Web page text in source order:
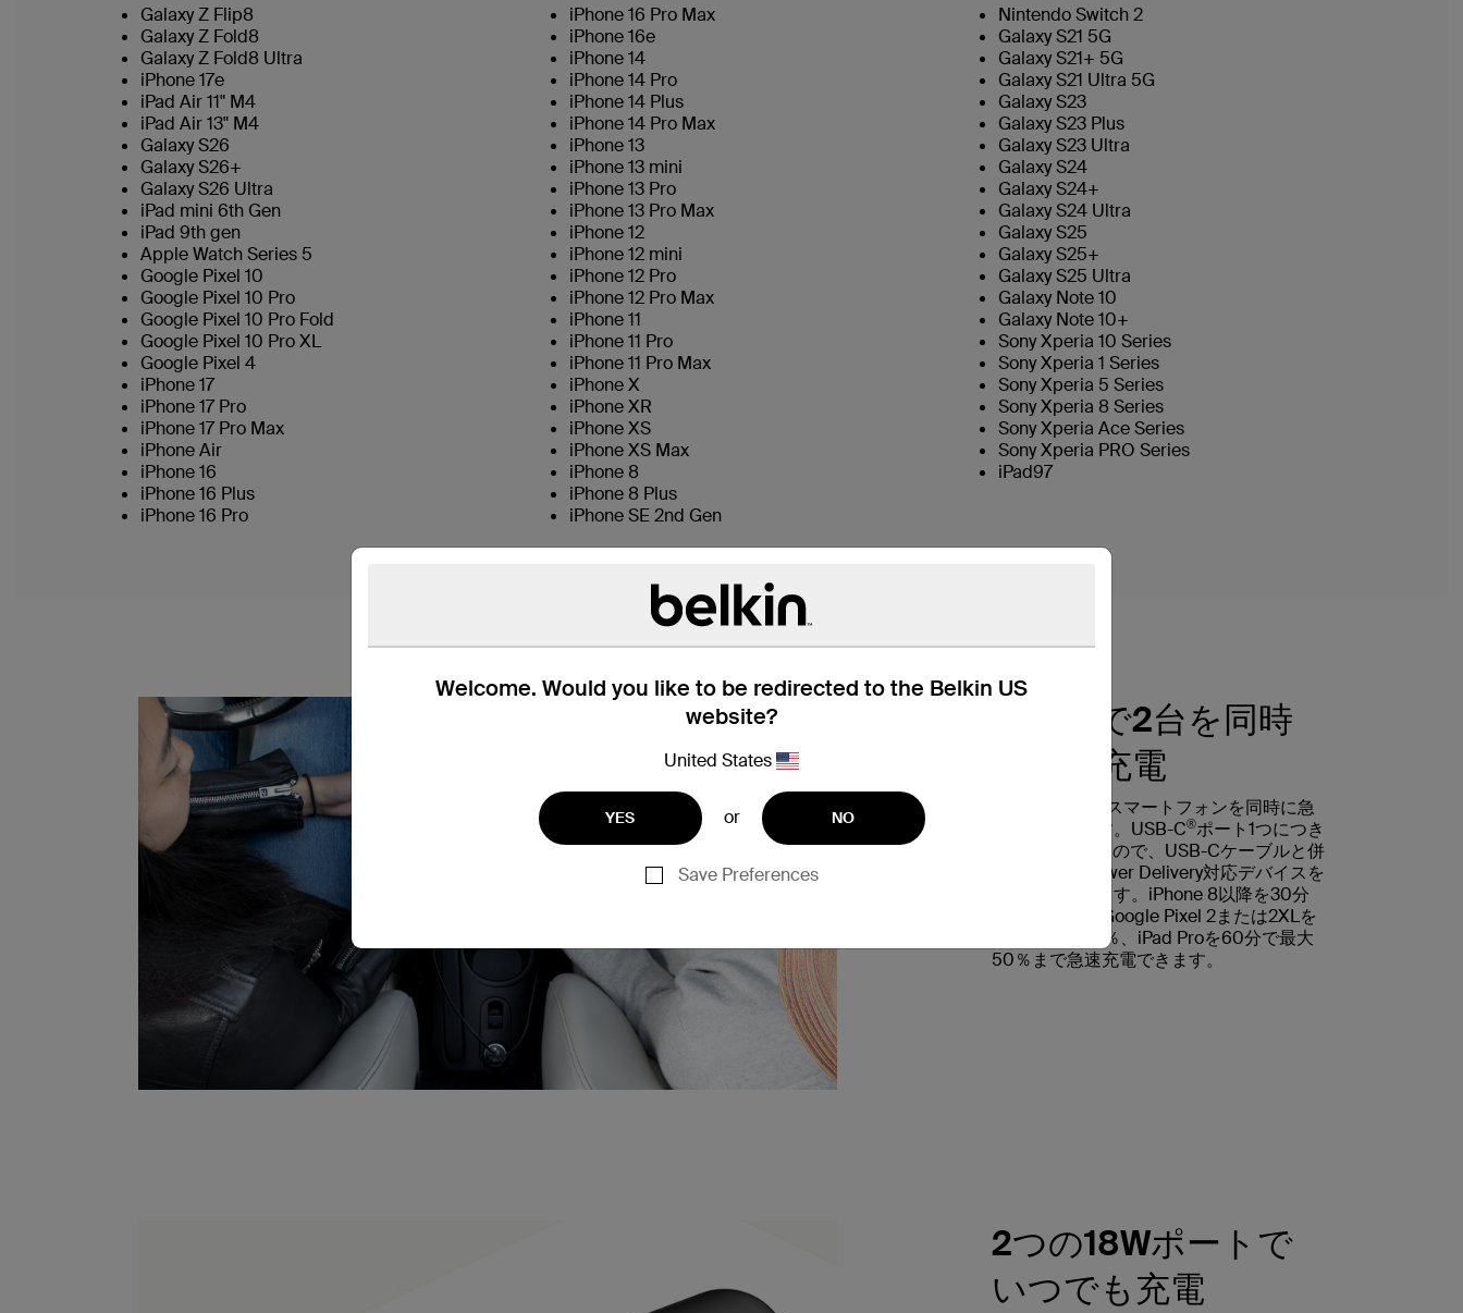
Welcome. Would you like to be redirected to the Belkin US
website?
United States
YES or NO
Save Preferences
Galaxy Z Flip8
Galaxy Z Fold8
Galaxy Z Fold8 Ultra
iPhone 17e
iPad Air 11" M4
iPad Air 13" M4
Galaxy S26
Galaxy S26+
Galaxy S26 Ultra
iPad mini 6th Gen
iPad 9th gen
Apple Watch Series 5
Google Pixel 10
Google Pixel 10 Pro
Google Pixel 10 Pro Fold
Google Pixel 10 Pro XL
Google Pixel 4
iPhone 17
iPhone 17 Pro
iPhone 17 Pro Max
iPhone Air
iPhone 16
iPhone 16 Plus
iPhone 16 Pro
iPhone 16 Pro Max
iPhone 16e
iPhone 14
iPhone 14 Pro
iPhone 14 Plus
iPhone 14 Pro Max
iPhone 13
iPhone 13 mini
iPhone 13 Pro
iPhone 13 Pro Max
iPhone 12
iPhone 12 mini
iPhone 12 Pro
iPhone 12 Pro Max
iPhone 11
iPhone 11 Pro
iPhone 11 Pro Max
iPhone X
iPhone XR
iPhone XS
iPhone XS Max
iPhone 8
iPhone 8 Plus
iPhone SE 2nd Gen
Nintendo Switch 2
Galaxy S21 5G
Galaxy S21+ 5G
Galaxy S21 Ultra 5G
Galaxy S23
Galaxy S23 Plus
Galaxy S23 Ultra
Galaxy S24
Galaxy S24+
Galaxy S24 Ultra
Galaxy S25
Galaxy S25+
Galaxy S25 Ultra
Galaxy Note 10
Galaxy Note 10+
Sony Xperia 10 Series
Sony Xperia 1 Series
Sony Xperia 5 Series
Sony Xperia 8 Series
Sony Xperia Ace Series
Sony Xperia PRO Series
iPad97
外出先で2台を同時
に急速充電
外出先で2台のスマートフォンを同時に急
速充電できます。USB-C®ポート1つにつき
18W給電されるので、USB-Cケーブルと併
用してUSB Power Delivery対応デバイスを
急速充電できます。iPhone 8以降を30分
で最大50％、Google Pixel 2または2XLを
37分で最大50％、iPad Proを60分で最大
50％まで急速充電できます。
2つの18Wポートで
いつでも充電